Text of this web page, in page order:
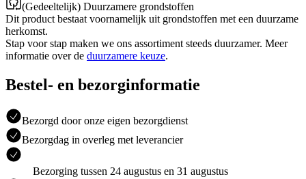
(Gedeeltelijk) Duurzamere grondstoffen
Dit product bestaat voornamelijk uit grondstoffen met een duurzame
herkomst.
Stap voor stap maken we ons assortiment steeds duurzamer. Meer
informatie over de duurzamere keuze.
Bestel- en bezorginformatie
Bezorgd door onze eigen bezorgdienst
Bezorgdag in overleg met leverancier
Bezorging tussen 24 augustus en 31 augustus